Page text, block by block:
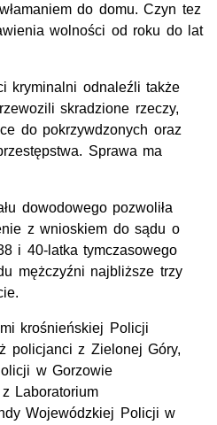
do domu. Czyn tez
wolności od roku do lat
kryminalni odnaleźli także
skradzione rzeczy,
do pokrzywdzonych oraz
Sprawa ma
dowodowego pozwoliła
z wnioskiem do sądu o
i 40-latka tymczasowego
mężczyźni najbliższe trzy
krośnieńskiej Policji
policjanci z Zielonej Góry,
w Gorzowie
Laboratorium
Wojewódzkiej Policji w